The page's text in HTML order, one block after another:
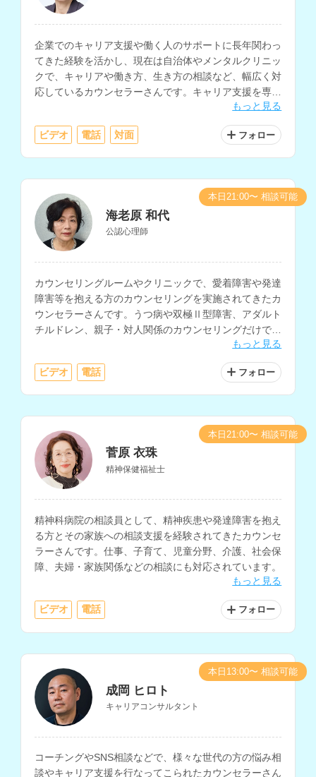
企業でのキャリア支援や働く人のサポートに長年関わっ
てきた経験を活かし、現在は自治体やメンタルクリニッ
クで、キャリアや働き方、生き方の相談など、幅広く対
応しているカウンセラーさんです。キャリア支援を専門
としつつ、うつ的な不調や職場の人間関係、復職支援に
も対応されています。
もっと見る
ビデオ 電話 対面 フォロー
海老原 和代
公認心理師
カウンセリングルームやクリニックで、愛着障害や発達
障害等を抱える方のカウンセリングを実施されてきたカ
ウンセラーさんです。うつ病や双極Ⅱ型障害、アダルト
チルドレン、親子・対人関係のカウンセリングだけでな
く、小中学校で10年以上の教育相談経験をお持ちで、
不登校や引きこもり、子育ての相談も多く経験されてい
ます。
もっと見る
ビデオ 電話 フォロー
本日21:00〜 相談可能
菅原 衣珠
精神保健福祉士
精神科病院の相談員として、精神疾患や発達障害を抱え
る方とその家族への相談支援を経験されてきたカウンセ
ラーさんです。仕事、子育て、児童分野、介護、社会保
障、夫婦・家族関係などの相談にも対応されています。
もっと見る
ビデオ 電話 フォロー
本日21:00〜 相談可能
成岡 ヒロト
キャリアコンサルタント
コーチングやSNS相談などで、様々な世代の方の悩み相
談やキャリア支援を行なってこられたカウンセラーさん
本日13:00〜 相談可能